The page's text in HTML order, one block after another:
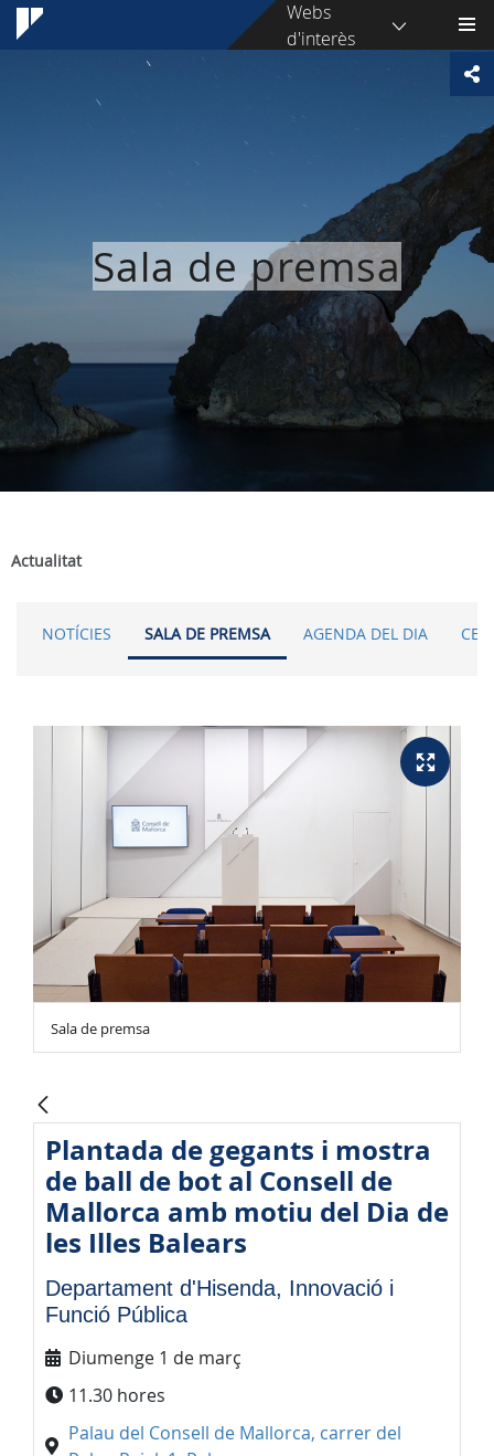
Webs
d'interès
Sala de premsa
Actualitat
NOTÍCIES SALA DE PREMSA AGENDA DEL DIA
Sala de premsa
Plantada de gegants i mostra
de ball de bot al Consell de
Mallorca amb motiu del Dia de
les Illes Balears
Departament d'Hisenda, Innovació i
Funció Pública
Diumenge 1 de març
11.30 hores
Palau del Consell de Mallorca, carrer del